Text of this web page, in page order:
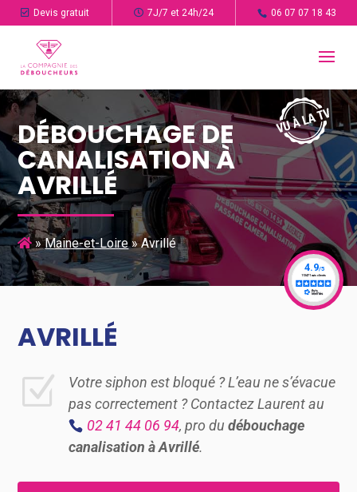
Devis gratuit 7J/7 et 24h/24 06 07 07 18 43
DÉBOUCHAGE DE
CANALISATION À
AVRILLÉ
»Maine-et-Loire»Avrillé
AVRILLÉ
Z
Votre siphon est bloqué ? L’eau ne s’évacue
pas correctement ? Contactez Laurent au
02 41 44 06 94, pro dudébouchage
canalisation à Avrillé.